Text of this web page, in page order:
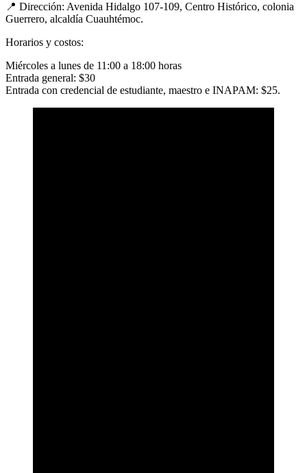
📍 Dirección: Avenida Hidalgo 107-109, Centro Histórico, colonia
Guerrero, alcaldía Cuauhtémoc.
Horarios y costos:
Miércoles a lunes de 11:00 a 18:00 horas
Entrada general: $30
Entrada con credencial de estudiante, maestro e INAPAM: $25.